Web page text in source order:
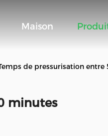
Maison
de pressurisation entre
minutes